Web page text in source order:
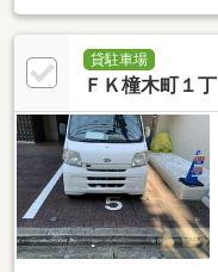
貸駐車場
ＦＫ橦木町１